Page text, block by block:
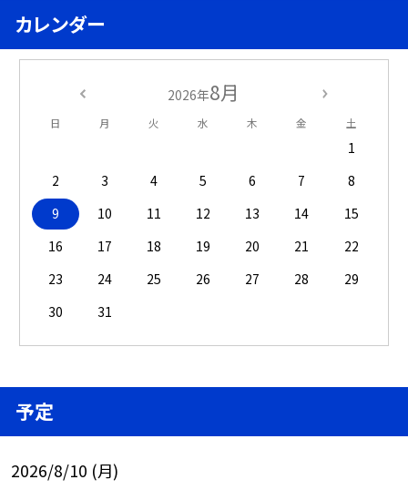
カレンダー
2026年8月
日 月 火 水 木 金 土
1
2
3 4 5 6 7
8
9
10 11 12 13 14
15
16
17 18 19 20 21
22
23
24 25 26 27 28
29
30
31
予定
2026/8/10 (月)